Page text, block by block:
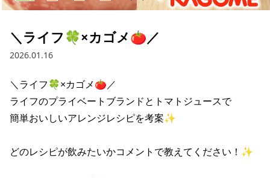
＼ライフ🍀×カゴメ🍅／
2026.01.16
＼ライフ🍀×カゴメ🍅／
ライフのプライベートブランドとトマトジュースで
簡単おいしいアレンジレシピを考案✨
どのレシピが飲みたいかコメントで教えてください！✨